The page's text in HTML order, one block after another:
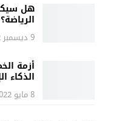
هل
9 ديسمبر 2022
أزمة
الذكاء
8 مايو 2022